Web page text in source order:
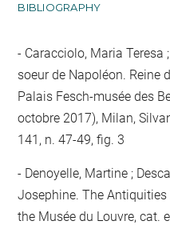
BIBLIOGRAPHY
Caracciolo, Maria Teresa
soeur de Napoléon. Reine
Palais Fesch-musée des
octobre 2017), Milan,
141, n. 47-49, fig. 3
Denoyelle, Martine ;
Josephine. The
the Musée du Louvre, cat.